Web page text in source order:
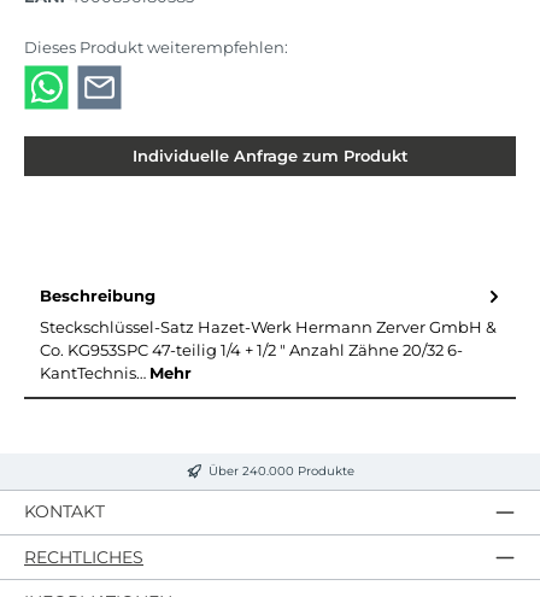
Dieses Produkt weiterempfehlen:
Individuelle Anfrage zum Produkt
Beschreibung
Steckschlüssel-Satz Hazet-Werk Hermann Zerver GmbH &
Co. KG953SPC 47-teilig 1/4 + 1/2 ″ Anzahl Zähne 20/32 6-
KantTechnis… Mehr
Über 240.000 Produkte
KONTAKT
RECHTLICHES